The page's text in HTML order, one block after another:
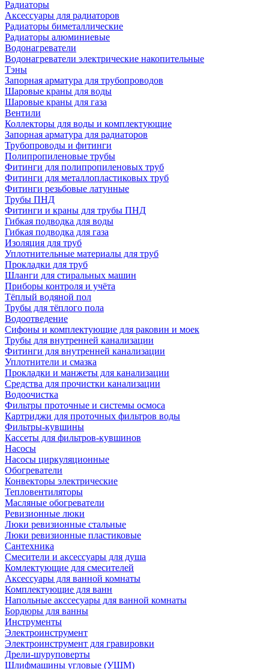
Радиаторы
Аксессуары для радиаторов
Радиаторы биметаллические
Радиаторы алюминиевые
Водонагреватели
Водонагреватели электрические накопительные
Тэны
Запорная арматура для трубопроводов
Шаровые краны для воды
Шаровые краны для газа
Вентили
Коллекторы для воды и комплектующие
Запорная арматура для радиаторов
Трубопроводы и фитинги
Полипропиленовые трубы
Фитинги для полипропиленовых труб
Фитинги для металлопластиковых труб
Фитинги резьбовые латунные
Трубы ПНД
Фитинги и краны для трубы ПНД
Гибкая подводка для воды
Гибкая подводка для газа
Изоляция для труб
Уплотнительные материалы для труб
Прокладки для труб
Шланги для стиральных машин
Приборы контроля и учёта
Тёплый водяной пол
Трубы для тёплого пола
Водоотведение
Сифоны и комплектующие для раковин и моек
Трубы для внутренней канализации
Фитинги для внутренней канализации
Уплотнители и смазка
Прокладки и манжеты для канализации
Средства для прочистки канализации
Водоочистка
Фильтры проточные и системы осмоса
Картриджи для проточных фильтров воды
Фильтры-кувшины
Кассеты для фильтров-кувшинов
Насосы
Насосы циркуляционные
Обогреватели
Конвекторы электрические
Тепловентиляторы
Масляные обогреватели
Ревизионные люки
Люки ревизионные стальные
Люки ревизионные пластиковые
Сантехника
Смесители и аксессуары для душа
Комлектующие для смесителей
Аксессуары для ванной комнаты
Комплектующие для ванн
Напольные акссесуары для ванной комнаты
Бордюры для ванны
Инструменты
Электроинструмент
Электроинструмент для гравировки
Дрели-шуруповерты
Шлифмашины угловые (УШМ)